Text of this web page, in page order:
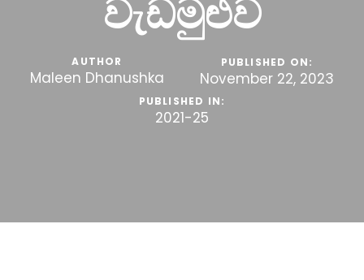
වැඩමුළුව
AUTHOR
Maleen Dhanushka
PUBLISHED ON:
November 22, 2023
PUBLISHED IN:
2021-25